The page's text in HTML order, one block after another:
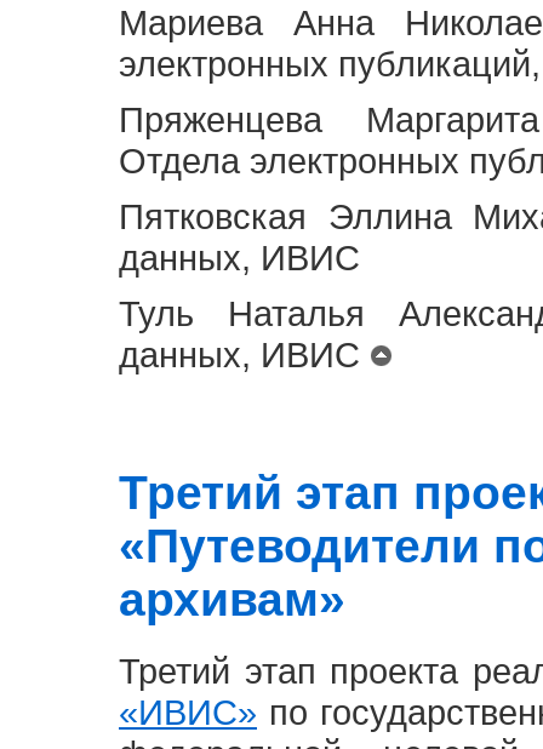
Мариева Анна
электронных
Пряженцева
Отдела электронных
Пятковская Эллина
данных, ИВИС
Туль Наталья
данных, ИВИС
Третий этап
«Путеводители
архивам»
Третий этап проекта
«ИВИС» по